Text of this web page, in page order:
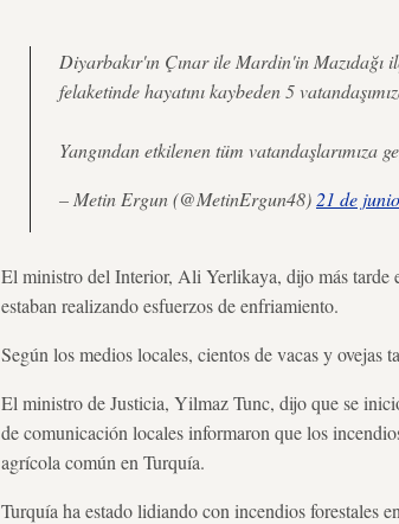
Diyarbakır'ın Çınar ile Mardin'in Mazıdağı
felaketinde hayatını kaybeden 5
Yangından etkilenen tüm vatandaşlarımıza
– Metin Ergun (@MetinErgun48) 21 de
El ministro del Interior, Ali Yerlikaya, dijo más tarde
estaban realizando esfuerzos de enfriamiento.
Según los medios locales, cientos de vacas y ovejas
El ministro de Justicia, Yilmaz Tunc, dijo que se
de comunicación locales informaron que los
agrícola común en Turquía.
Turquía ha estado lidiando con incendios forestales